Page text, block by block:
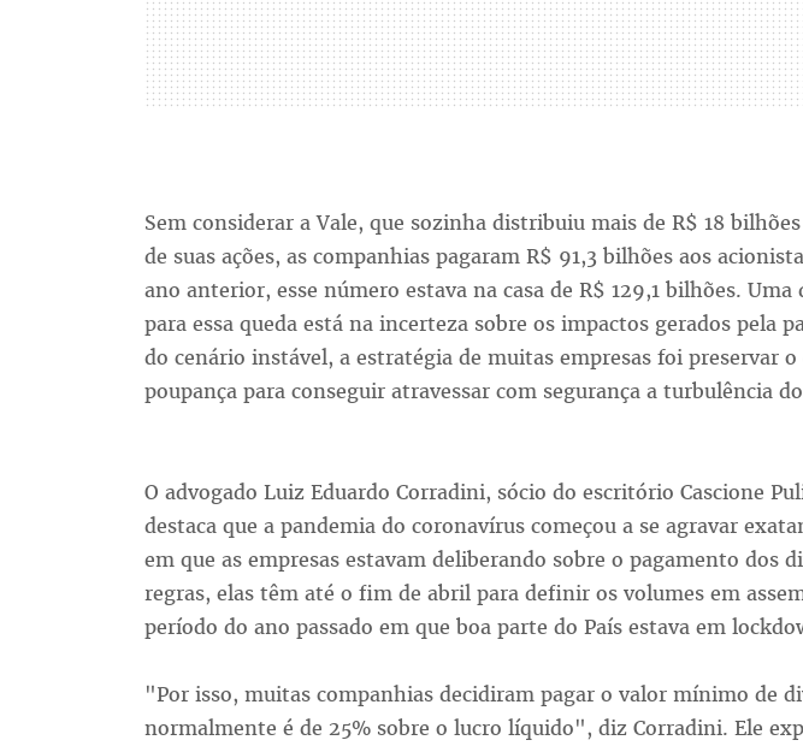
Sem considerar a Vale, que sozinha distribuiu mais de R$ 18
de suas ações, as companhias pagaram R$ 91,3 bilhões aos
ano anterior, esse número estava na casa de R$ 129,1 bilhões. Uma
para essa queda está na incerteza sobre os impactos gerados pela
do cenário instável, a estratégia de muitas empresas foi preservar o
poupança para conseguir atravessar com segurança a turbulência
O advogado Luiz Eduardo Corradini, sócio do escritório Cascione
destaca que a pandemia do coronavírus começou a se agravar
em que as empresas estavam deliberando sobre o pagamento dos
regras, elas têm até o fim de abril para definir os volumes em
período do ano passado em que boa parte do País estava em
"Por isso, muitas companhias decidiram pagar o valor mínimo de
normalmente é de 25% sobre o lucro líquido", diz Corradini. Ele